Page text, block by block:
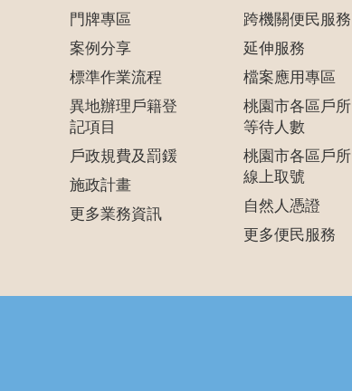
門牌專區
案例分享
標準作業流程
異地辦理戶籍登
記項目
戶政規費及罰鍰
施政計畫
更多業務資訊
跨機關便民服務
延伸服務
檔案應用專區
桃園市各區戶所
等待人數
桃園市各區戶所
線上取號
自然人憑證
更多便民服務